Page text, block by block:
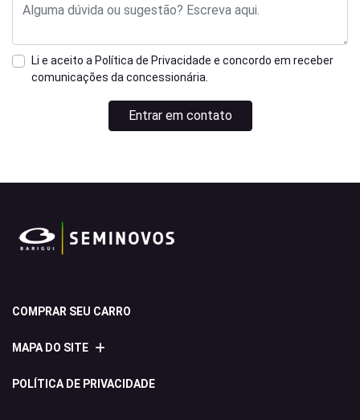
Li e aceito a Política de Privacidade e concordo em receber
comunicações da concessionária.
Entrar em contato
COMPRAR SEU CARRO
MAPA DO SITE
POLÍTICA DE PRIVACIDADE